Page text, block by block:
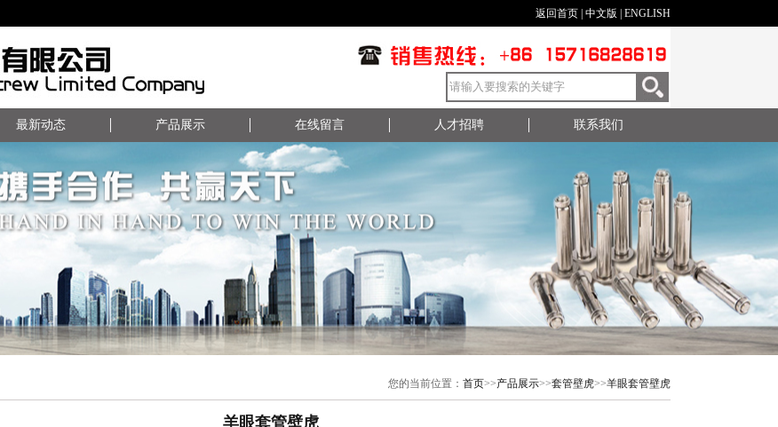
返回首页| 中文版 ENGLISH
最新动态 产品展示 在线留言 人才招聘 联系我们
您的当前位置： 首页>>产品展示>>套管壁虎>>羊眼套管壁虎
羊眼套管壁虎